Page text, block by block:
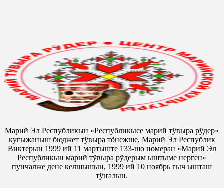
Марий Эл Республикын «Республикысе марий тӱвыра рӱдер»
кугыжаныш бюджет тӱвыра тӧнежше, Марий Эл Республик
Виктерын 1999 ий 11 мартыште 133-шо номеран «Марий Эл
Республикын марий тӱвыра рӱдерым ыштыме нерген»
пунчалже дене келшышын, 1999 ий 10 ноябрь гыч ышташ
тӱҥалын.